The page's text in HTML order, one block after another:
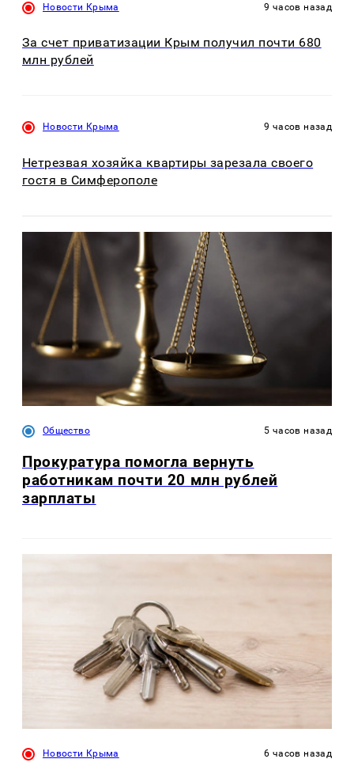
Новости Крыма 9 часов назад
За счет приватизации Крым получил почти 680
млн рублей
Новости Крыма 9 часов назад
Нетрезвая хозяйка квартиры зарезала своего
гостя в Симферополе
Общество 5 часов назад
Прокуратура помогла вернуть
работникам почти 20 млн рублей
зарплаты
Новости Крыма 6 часов назад